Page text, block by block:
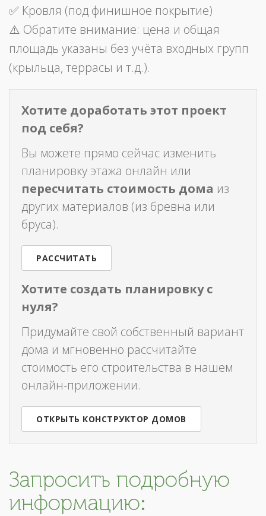
✅ Кровля (под финишное покрытие)
⚠️ Обратите внимание: цена и общая
площадь указаны без учёта входных групп
(крыльца, террасы и т.д.).
Хотите доработать этот проект
под себя?
Вы можете прямо сейчас изменить
планировку этажа онлайн или
пересчитать стоимость дома из
других материалов (из бревна или
бруса).
РАССЧИТАТЬ
Хотите создать планировку с
нуля?
Придумайте свой собственный вариант
дома и мгновенно рассчитайте
стоимость его строительства в нашем
онлайн-приложении.
ОТКРЫТЬ КОНСТРУКТОР ДОМОВ
Запросить подробную
информацию: